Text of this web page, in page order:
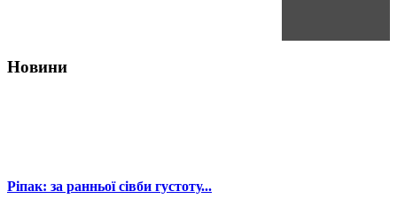
Новини
Ріпак: за ранньої сівби густоту...